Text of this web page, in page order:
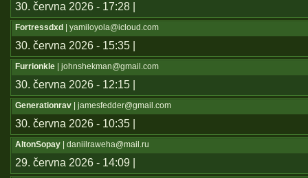
30. června 2026 - 17:28 |
Fortressdxd | yamiloyola@icloud.com
30. června 2026 - 15:35 |
Furrionkle | johnshekman@gmail.com
30. června 2026 - 12:15 |
Generationrav | jamesfedder@gmail.com
30. června 2026 - 10:35 |
AltonSopay | daniilraweha@mail.ru
29. června 2026 - 14:09 |